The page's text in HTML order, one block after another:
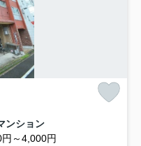
ンション
～4,000円